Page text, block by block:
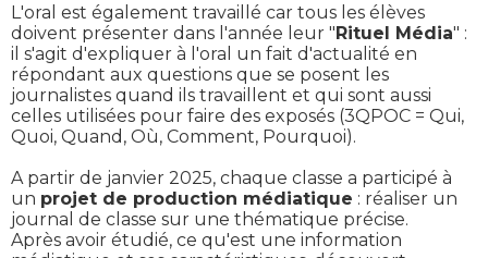
L'oral est également travaillé car tous les élèves
doivent présenter dans l'année leur "Rituel Média" :
il s'agit d'expliquer à l'oral un fait d'actualité en
répondant aux questions que se posent les
journalistes quand ils travaillent et qui sont aussi
celles utilisées pour faire des exposés (3QPOC = Qui,
Quoi, Quand, Où, Comment, Pourquoi).
A partir de janvier 2025, chaque classe a participé à
un projet de production médiatique : réaliser un
journal de classe sur une thématique précise.
Après avoir étudié, ce qu'est une information